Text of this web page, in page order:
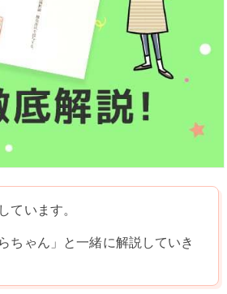
ています。
ちゃん」と一緒に解説していき